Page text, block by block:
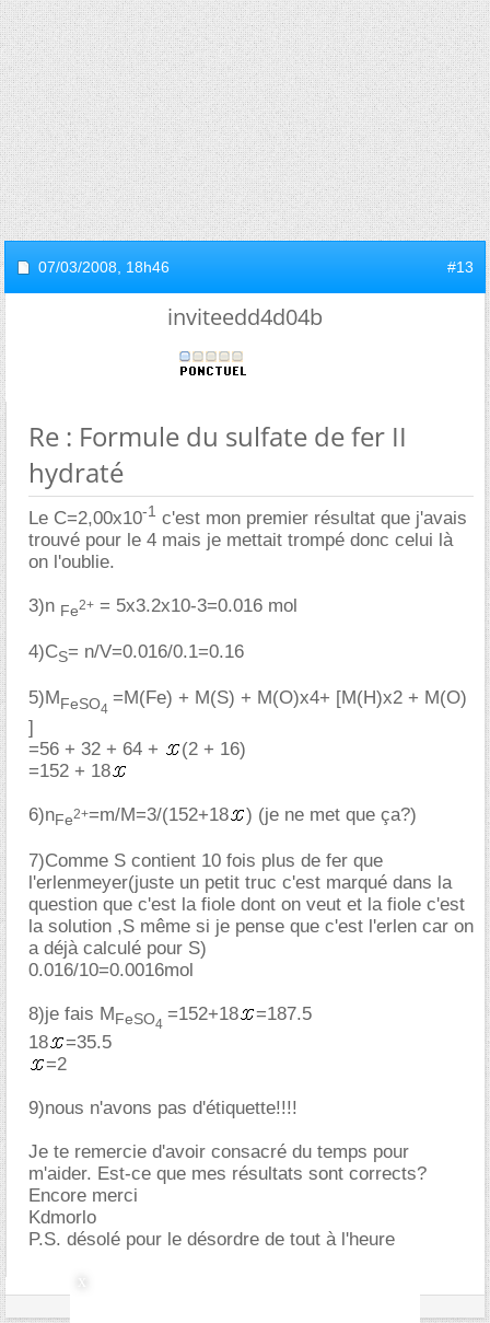
07/03/2008, 18h46 #13
inviteedd4d04b
Re : Formule du sulfate de fer II
hydraté
Le C=2,00x10-1 c'est mon premier résultat que j'avais
trouvé pour le 4 mais je mettait trompé donc celui là
on l'oublie.
3)n Fe2+ = 5x3.2x10-3=0.016 mol
4)CS= n/V=0.016/0.1=0.16
5)MFeSO4
=M(Fe) + M(S) + M(O)x4+ [M(H)x2 + M(O)
]
=56 + 32 + 64 +
(2 + 16)
=152 + 18
6)nFe2+=m/M=3/(152+18 ) (je ne met que ça?)
7)Comme S contient 10 fois plus de fer que
l'erlenmeyer(juste un petit truc c'est marqué dans la
question que c'est la fiole dont on veut et la fiole c'est
la solution ,S même si je pense que c'est l'erlen car on
a déjà calculé pour S)
0.016/10=0.0016mol
8)je fais MFeSO4
=152+18
=187.5
18
=35.5
=2
9)nous n'avons pas d'étiquette!!!!
Je te remercie d'avoir consacré du temps pour
m'aider. Est-ce que mes résultats sont corrects?
Encore merci
Kdmorlo
P.S. désolé pour le désordre de tout à l'heure